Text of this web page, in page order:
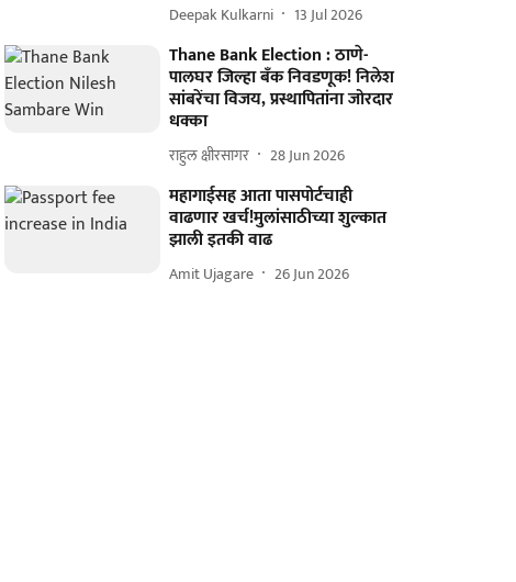
Deepak Kulkarni 13 Jul 2026
Thane Bank Election : ठाणे-
पालघर जिल्हा बँक निवडणूक! निलेश
सांबरेंचा विजय, प्रस्थापितांना जोरदार
धक्का
राहुल क्षीरसागर 28 Jun 2026
महागाईसह आता पासपोर्टचाही
वाढणार खर्च!मुलांसाठीच्या शुल्कात
झाली इतकी वाढ
Amit Ujagare 26 Jun 2026